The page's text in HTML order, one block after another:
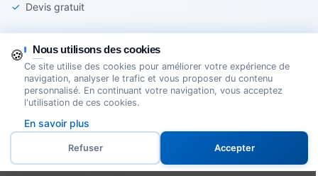
✓ Devis gratuit
© 2025 Agir-Serrurerie - Tous droits réservés
Mentions légalesCookiesCréation Site Internet Domoveillance
Service 24h/24
🍪 Nous utilisons des cookies
Ce site utilise des cookies pour améliorer votre expérience de
navigation, analyser le trafic et vous proposer du contenu
personnalisé. En continuant votre navigation, vous acceptez
l'utilisation de ces cookies.
En savoir plus
Refuser Accepter